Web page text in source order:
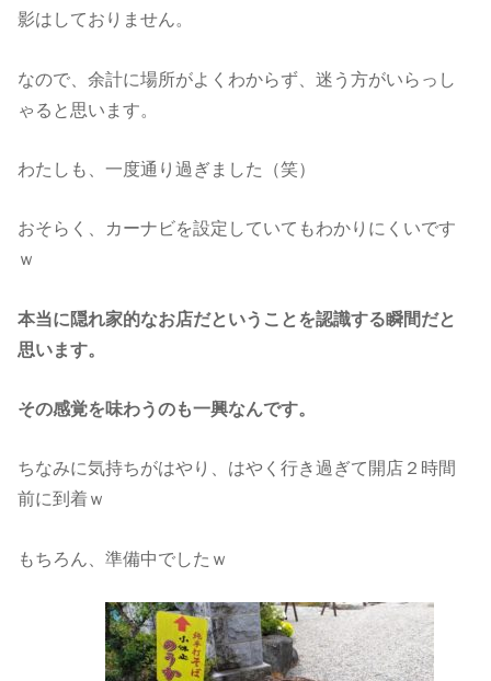
影はしておりません。
なので、余計に場所がよくわからず、迷う方がいらっし
ゃると思います。
わたしも、一度通り過ぎました（笑）
おそらく、カーナビを設定していてもわかりにくいです
ｗ
本当に隠れ家的なお店だということを認識する瞬間だと
思います。
その感覚を味わうのも一興なんです。
ちなみに気持ちがはやり、はやく行き過ぎて開店２時間
前に到着ｗ
もちろん、準備中でしたｗ